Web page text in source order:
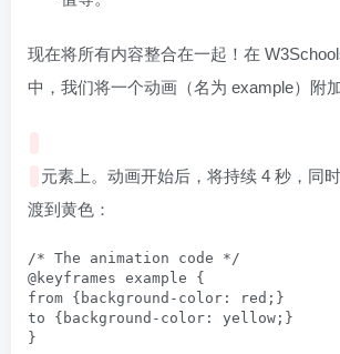
现在将所有内容整合在一起！在
中，我们将一个动画（名为 example）附
元素上。动画开始后，将持续 4 秒，同
渡到黄色：
/* The animation code */
@keyframes example {
from {background-color: red;}
to {background-color: yellow;}
}